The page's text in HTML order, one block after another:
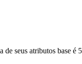
seus atributos base